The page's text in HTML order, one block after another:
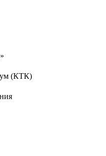
(КТК)